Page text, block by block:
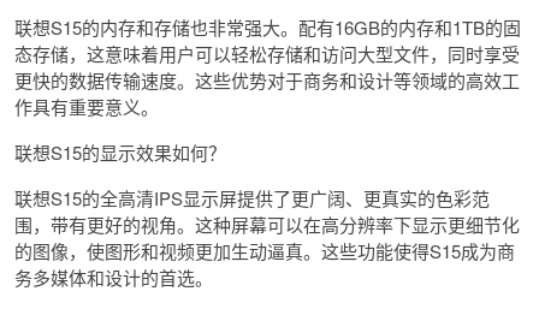
联想S15的内存和存储也非常强大。配有16GB的内存和1TB的固
态存储，这意味着用户可以轻松存储和访问大型文件，同时享受
更快的数据传输速度。这些优势对于商务和设计等领域的高效工
作具有重要意义。
联想S15的显示效果如何？
联想S15的全高清IPS显示屏提供了更广阔、更真实的色彩范
围，带有更好的视角。这种屏幕可以在高分辨率下显示更细节化
的图像，使图形和视频更加生动逼真。这些功能使得S15成为商
务多媒体和设计的首选。